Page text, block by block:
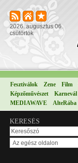
2026. augusztus 06.
csütörtök
Fesztiválok Zene Film
Képzőművészet
Karnevál
MEDIAWAVE
AlteRába
KERESÉS